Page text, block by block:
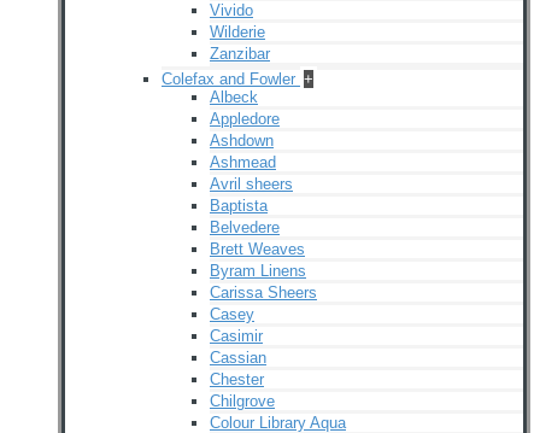
Vivido
Wilderie
Zanzibar
Colefax and Fowler +
Albeck
Appledore
Ashdown
Ashmead
Avril sheers
Baptista
Belvedere
Brett Weaves
Byram Linens
Carissa Sheers
Casey
Casimir
Cassian
Chester
Chilgrove
Colour Library Aqua